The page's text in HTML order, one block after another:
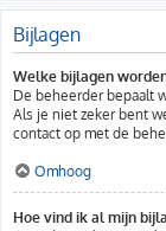
Bijlagen
Welke bijlagen
De beheerder bepaalt
Als je niet zeker bent
contact op met de
Omhoog
Hoe vind ik al mijn